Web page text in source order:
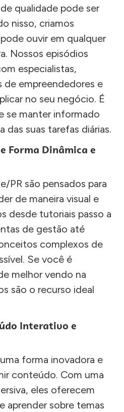
qualidade pode ser
nisso, criamos
ouvir em qualquer
Nossos episódios
especialistas,
de empreendedores e
no seu negócio. É
se manter informado
das suas tarefas diárias.
Forma Dinâmica e
PR são pensados para
de maneira visual e
desde tutoriais passo a
de gestão até
complexos de
Se você é
melhor vendo na
são o recurso ideal
Interativo e
forma inovadora e
conteúdo. Com uma
eles oferecem
aprender sobre temas